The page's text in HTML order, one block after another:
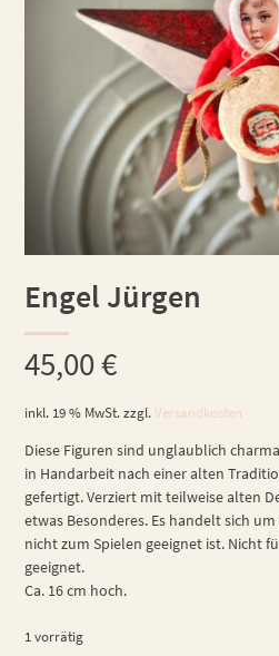
Engel Jürgen
45,00€
inkl. 19 % MwSt. zzgl.Versandkosten
Diese Figuren sind unglaublich
in Handarbeit nach einer alten
gefertigt. Verziert mit teilweise alten
etwas Besonderes. Es handelt sich
nicht zum Spielen geeignet ist. Nicht
geeignet.
Ca. 16 cm hoch.
1 vorrätig